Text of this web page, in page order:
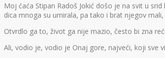
Moj ćaća Stipan Radoš Jokić došo je na svit u
dica mnoga su umirala, pa tako i brat njegov mali,
Otvrdlo ga to, život ga nije mazio, često bi zna
Ali, vodio je, vodio je Onaj gore, najveći, koji sve